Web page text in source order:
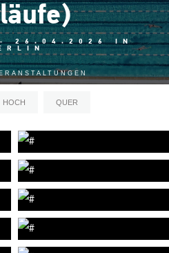
26.04.2026 IN
HOCH QUER